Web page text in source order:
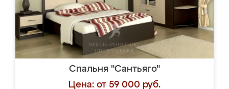
Спальня "Сантьяго"
Цена: от 59 000 руб.